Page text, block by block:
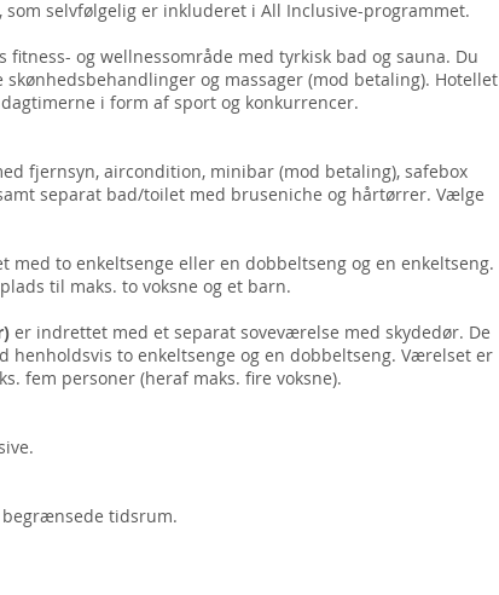
som selvfølgelig er inkluderet i All Inclusive-programmet.
og wellnessområde med tyrkisk bad og sauna. Du
skønhedsbehandlinger og massager (mod betaling). Hotellet
i form af sport og konkurrencer.
fjernsyn, aircondition, minibar (mod betaling), safebox
separat bad/toilet med bruseniche og hårtørrer. Vælge
med to enkeltsenge eller en dobbeltseng og en enkeltseng.
til maks. to voksne og et barn.
er indrettet med et separat soveværelse med skydedør. De
to enkeltsenge og en dobbeltseng. Værelset er
fem personer (heraf maks. fire voksne).
tidsrum.